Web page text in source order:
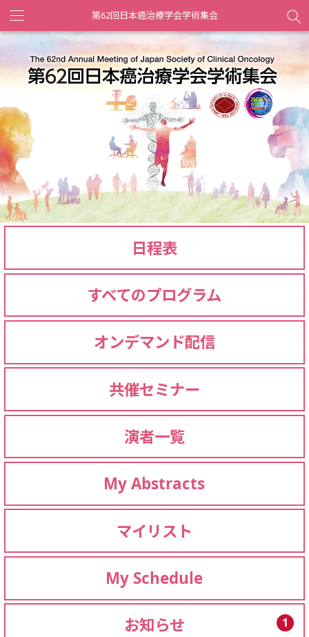
Toggle
navigation
第62回日本癌治療学会学術集会
日程表
すべてのプログラム
オンデマンド配信
共催セミナー
演者一覧
My Abstracts
マイリスト
My Schedule
お知らせ 1